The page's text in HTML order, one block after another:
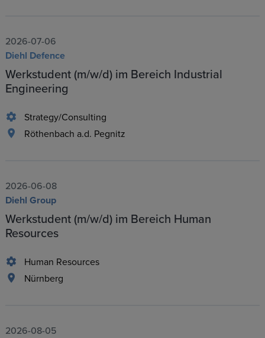
2026-07-06
Diehl Defence
Werkstudent (m/w/d) im Bereich Industrial
Engineering
Strategy/Consulting
Röthenbach a.d. Pegnitz
2026-06-08
Diehl Group
Werkstudent (m/w/d) im Bereich Human
Resources
Human Resources
Nürnberg
2026-08-05